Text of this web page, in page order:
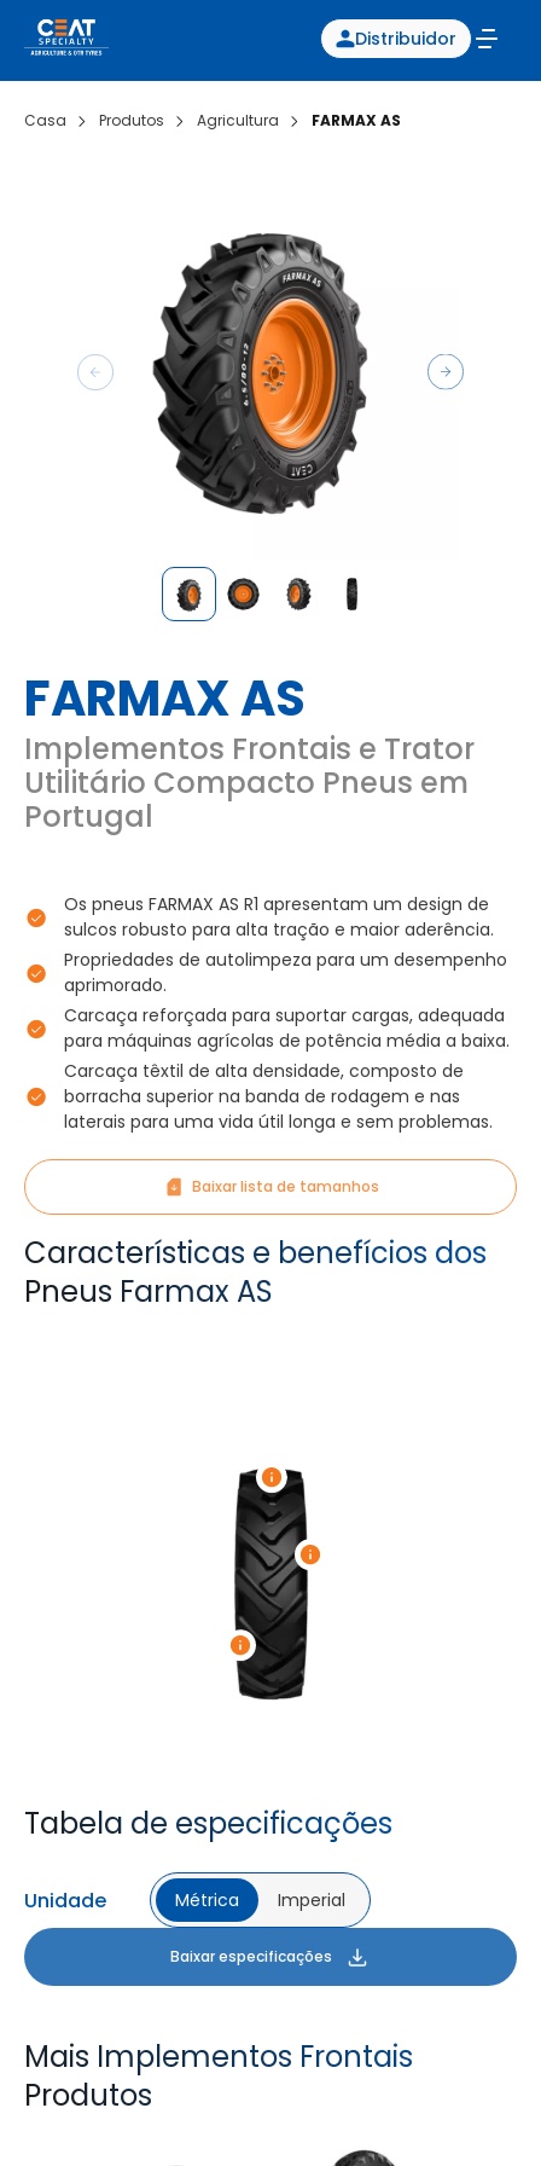
Distribuidor
Casa Produtos Agricultura FARMAX AS
FARMAX AS
Implementos Frontais e Trator
Utilitário Compacto Pneus em
Portugal
Os pneus FARMAX AS R1 apresentam um design de
sulcos robusto para alta tração e maior aderência.
Propriedades de autolimpeza para um desempenho
aprimorado.
Carcaça reforçada para suportar cargas, adequada
para máquinas agrícolas de potência média a baixa.
Carcaça têxtil de alta densidade, composto de
borracha superior na banda de rodagem e nas
laterais para uma vida útil longa e sem problemas.
Baixar lista de tamanhos
Características e benefícios dos
Pneus Farmax AS
Tabela de especificações
Unidade Métrica Imperial
Baixar especificações
Mais Implementos Frontais
Produtos